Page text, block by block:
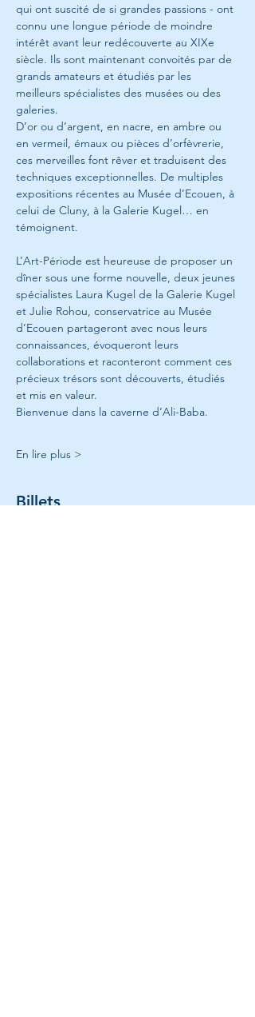
qui ont suscité de si grandes passions - ont
connu une longue période de moindre
intérêt avant leur redécouverte au XIXe
siècle. Ils sont maintenant convoités par de
grands amateurs et étudiés par les
meilleurs spécialistes des musées ou des
galeries.
D’or ou d’argent, en nacre, en ambre ou
en vermeil, émaux ou pièces d’orfèvrerie,
ces merveilles font rêver et traduisent des
techniques exceptionnelles. De multiples
expositions récentes au Musée d’Ecouen, à
celui de Cluny, à la Galerie Kugel… en
témoignent.
L’Art-Période est heureuse de proposer un
dîner sous une forme nouvelle, deux jeunes
spécialistes Laura Kugel de la Galerie Kugel
et Julie Rohou, conservatrice au Musée
d’Ecouen partageront avec nous leurs
connaissances, évoqueront leurs
collaborations et raconteront comment ces
précieux trésors sont découverts, étudiés
et mis en valeur.
Bienvenue dans la caverne d’Ali-Baba.
En lire plus >
Billets